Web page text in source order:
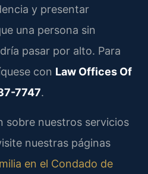
y presentar
una persona sin
pasar por alto. Para
con Law Offices Of
7747.
sobre nuestros servicios
nuestras páginas
en el Condado de